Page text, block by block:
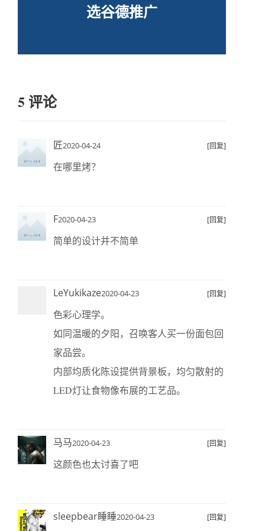
选谷德推广
5 评论
匠2020-04-24 [回复]
在哪里烤？
F2020-04-23 [回复]
简单的设计并不简单
LeYukikaze2020-04-23 [回复]
色彩心理学。
如同温暖的夕阳，召唤客人买一份面包回
家品尝。
内部均质化陈设提供背景板，均匀散射的
LED灯让食物像布展的工艺品。
马马2020-04-23 [回复]
这颜色也太讨喜了吧
sleepbear睡睡2020-04-23 [回复]